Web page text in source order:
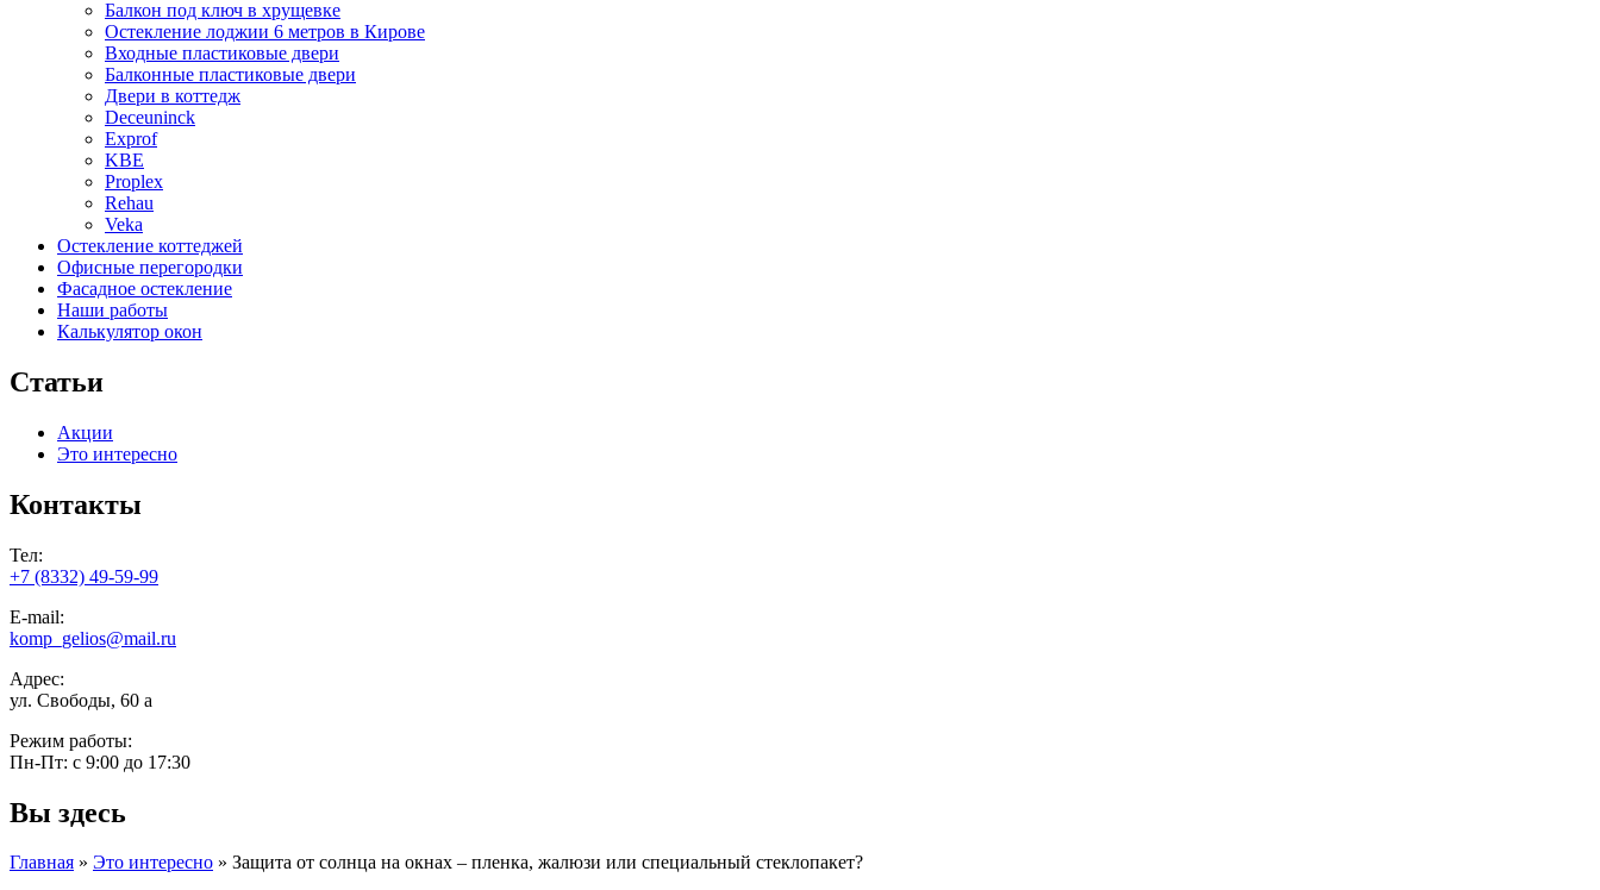
Балкон под ключ в хрущевке
Остекление лоджии 6 метров в Кирове
Входные пластиковые двери
Балконные пластиковые двери
Двери в коттедж
Deceuninck
Exprof
KBE
Proplex
Rehau
Veka
Остекление коттеджей
Офисные перегородки
Фасадное остекление
Наши работы
Калькулятор окон
Статьи
Акции
Это интересно
Контакты
Тел:
+7 (8332) 49-59-99
E-mail:
komp_gelios@mail.ru
Адрес:
ул. Свободы, 60 а
Режим работы:
Пн-Пт: с 9:00 до 17:30
Вы здесь
Главная » Это интересно » Защита от солнца на окнах – пленка, жалюзи или специальный стеклопакет?